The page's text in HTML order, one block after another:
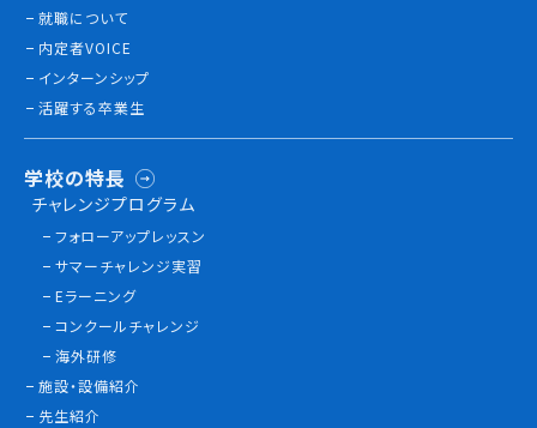
就職について
内定者VOICE
インターンシップ
活躍する卒業生
学校の特長
チャレンジプログラム
フォローアップレッスン
サマーチャレンジ実習
Eラーニング
コンクールチャレンジ
海外研修
施設・設備紹介
先生紹介